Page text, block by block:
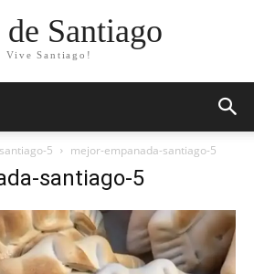
Santiago
Vive Santiago!
5 mejor-empanada-santiago-5
santiago-5